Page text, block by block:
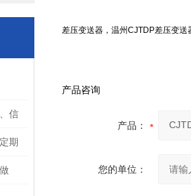
信
期
差压变送器，温州CJTDP差压变
产品咨询
产品：
您的单位：